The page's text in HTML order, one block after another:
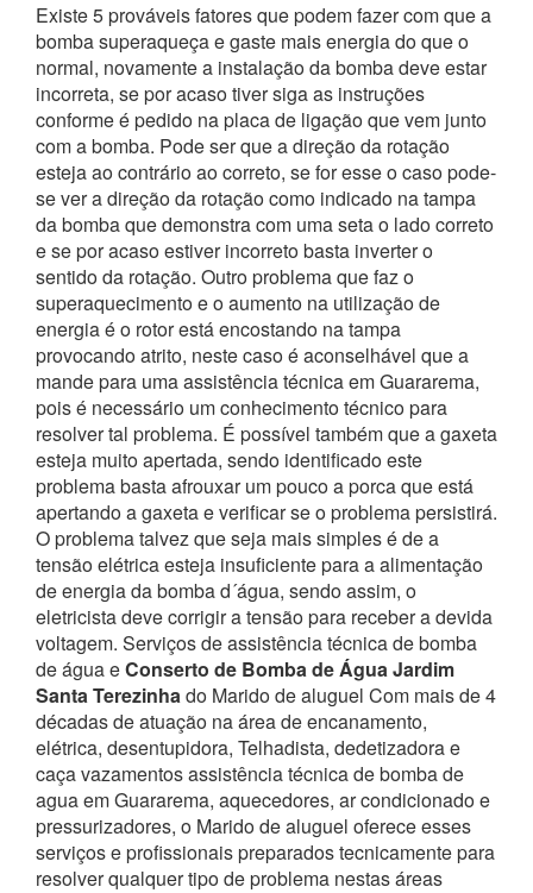
Existe 5 prováveis fatores que podem fazer com que a
bomba superaqueça e gaste mais energia do que o
normal, novamente a instalação da bomba deve estar
incorreta, se por acaso tiver siga as instruções
conforme é pedido na placa de ligação que vem junto
com a bomba. Pode ser que a direção da rotação
esteja ao contrário ao correto, se for esse o caso pode-
se ver a direção da rotação como indicado na tampa
da bomba que demonstra com uma seta o lado correto
e se por acaso estiver incorreto basta inverter o
sentido da rotação. Outro problema que faz o
superaquecimento e o aumento na utilização de
energia é o rotor está encostando na tampa
provocando atrito, neste caso é aconselhável que a
mande para uma assistência técnica em Guararema,
pois é necessário um conhecimento técnico para
resolver tal problema. É possível também que a gaxeta
esteja muito apertada, sendo identificado este
problema basta afrouxar um pouco a porca que está
apertando a gaxeta e verificar se o problema persistirá.
O problema talvez que seja mais simples é de a
tensão elétrica esteja insuficiente para a alimentação
de energia da bomba d´água, sendo assim, o
eletricista deve corrigir a tensão para receber a devida
voltagem. Serviços de assistência técnica de bomba
de água eConserto de Bomba de Água Jardim
Santa Terezinhado Marido de aluguel Com mais de 4
décadas de atuação na área de encanamento,
elétrica, desentupidora, Telhadista, dedetizadora e
caça vazamentos assistência técnica de bomba de
agua em Guararema, aquecedores, ar condicionado e
pressurizadores, o Marido de aluguel oferece esses
serviços e profissionais preparados tecnicamente para
resolver qualquer tipo de problema nestas áreas